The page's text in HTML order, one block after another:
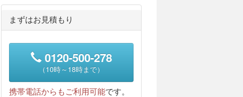
まずはお見積もり
0120-500-278
（10時～18時まで）
携帯電話からもご利用可能です。